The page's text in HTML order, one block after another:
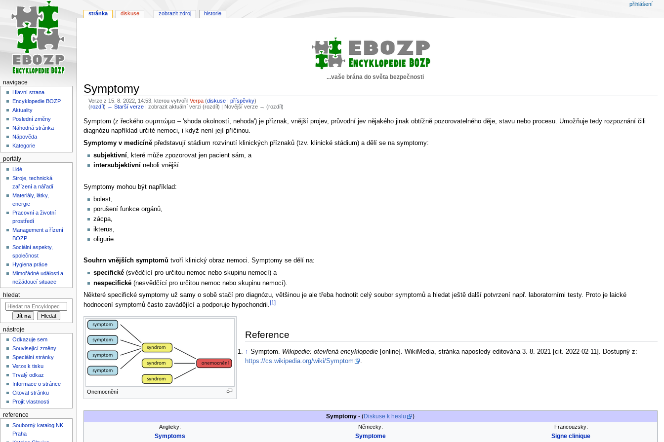
...vaše brána do světa bezpečnosti
Symptomy
Verze z 15. 8. 2022, 14:53, kterou vytvořilVerpa (diskuse |příspěvky)
(rozdíl) ← Starší verze | zobrazit aktuální verzi (rozdíl) | Novější verze → (rozdíl)
Skočit
na
navigaci
Skočit
na
vyhledávání
Symptom (z řeckého συμπτώμα – 'shoda okolností, nehoda') je příznak, vnější projev, průvodní jev nějakého jinak obtížně pozorovatelného děje, stavu nebo procesu. Umožňuje tedy rozpoznání čili
diagnózu například určité nemoci, i když není její příčinou.
Symptomy v medicíněpředstavují stádium rozvinutí klinických příznaků (tzv. klinické stádium) a dělí se na symptomy:
subjektivní, které může zpozorovat jen pacient sám, a
intersubjektivní neboli vnější.
Symptomy mohou být například:
bolest,
porušení funkce orgánů,
zácpa,
ikterus,
oligurie.
Souhrn vnějších symptomů tvoří klinický obraz nemoci. Symptomy se dělí na:
specifické(svědčící pro určitou nemoc nebo skupinu nemocí) a
nespecifické(nesvědčící pro určitou nemoc nebo skupinu nemocí).
Některé specifické symptomy už samy o sobě stačí pro diagnózu, většinou je ale třeba hodnotit celý soubor symptomů a hledat ještě další potvrzení např. laboratorními testy. Proto je laické
hodnocení symptomů často zavádějící a podporuje hypochondrii.[1]
Onemocnění
Reference
↑ Symptom. Wikipedie: otevřená encyklopedie [online]. WikiMedia, stránka naposledy editována 3. 8. 2021 [cit. 2022-02-11]. Dostupný z:
https://cs.wikipedia.org/wiki/Symptom
.
Symptomy - (Diskuse k heslu )
Anglicky: Německy: Francouzsky:
Symptoms Symptome Signe clinique
stránka diskuse zobrazit zdroj historie
přihlášení
navigace
Hlavní strana
Encyklopedie BOZP
Aktuality
Poslední změny
Náhodná stránka
Nápověda
Kategorie
portály
Lidé
Stroje, technická
zařízení a nářadí
Materiály, látky,
energie
Pracovní a životní
prostředí
Management a řízení
BOZP
Sociální aspekty,
společnost
Hygiena práce
Mimořádné události a
nežádoucí situace
hledat
nástroje
Odkazuje sem
Související změny
Speciální stránky
Verze k tisku
Trvalý odkaz
Informace o stránce
Citovat stránku
Projít vlastnosti
reference
Souborný katalog NK
Praha